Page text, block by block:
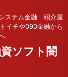
テム金融 紹介屋
イチや090金融から
ソフト闇